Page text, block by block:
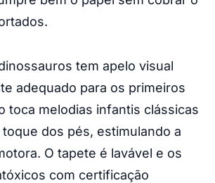
tem apelo visual
adequado para os primeiros
toca melodias infantis clássicas
dos pés, estimulando a
O tapete é lavável e os
com certificação